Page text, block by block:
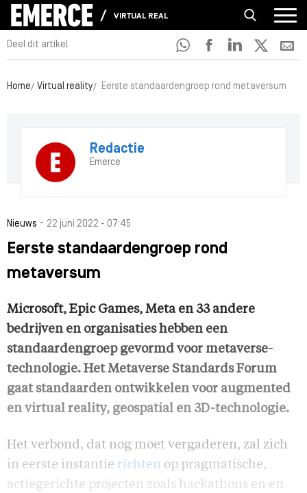
VIRTUAL REALITY
Deel dit artikel
Home Virtual reality Eerste standaardengroep rond metaversum
Redactie
Emerce
Nieuws - 22 juni 2022 - 07:45
Eerste standaardengroep rond
metaversum
Microsoft, Epic Games, Meta en 33 andere
bedrijven en organisaties hebben een
standaardengroep gevormd voor metaverse-
technologie. Het Metaverse Standards Forum
gaat standaarden ontwikkelen voor augmented
en virtual reality, geospatial en 3D-technologie.
Het verbond, dat nog moet vergaderen, zal zich
in eerste instantie richten op pragmatische,
actiegerichte projecten zoals hackathons en en